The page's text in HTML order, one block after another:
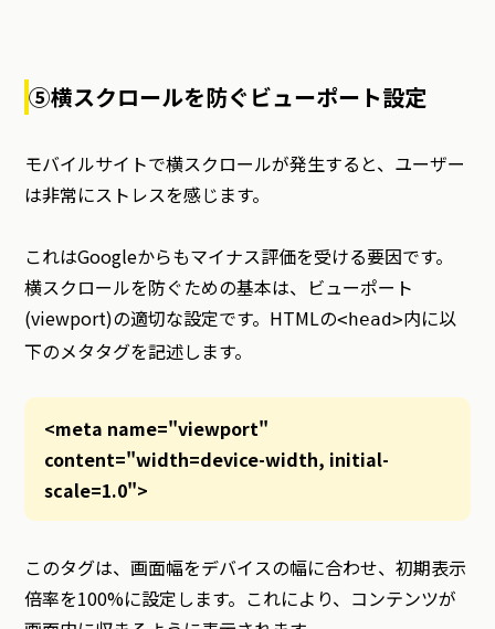
⑤横スクロールを防ぐビューポート設定
モバイルサイトで横スクロールが発生すると、ユーザー
は非常にストレスを感じます。
これはGoogleからもマイナス評価を受ける要因です。
横スクロールを防ぐための基本は、ビューポート
(viewport)の適切な設定です。HTMLの<head>内に以
下のメタタグを記述します。
<meta name="viewport"
content="width=device-width, initial-
scale=1.0">
このタグは、画面幅をデバイスの幅に合わせ、初期表示
倍率を100%に設定します。これにより、コンテンツが